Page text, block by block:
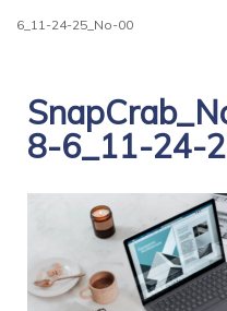
6_11-24-25_No-00
8-6_11-24-